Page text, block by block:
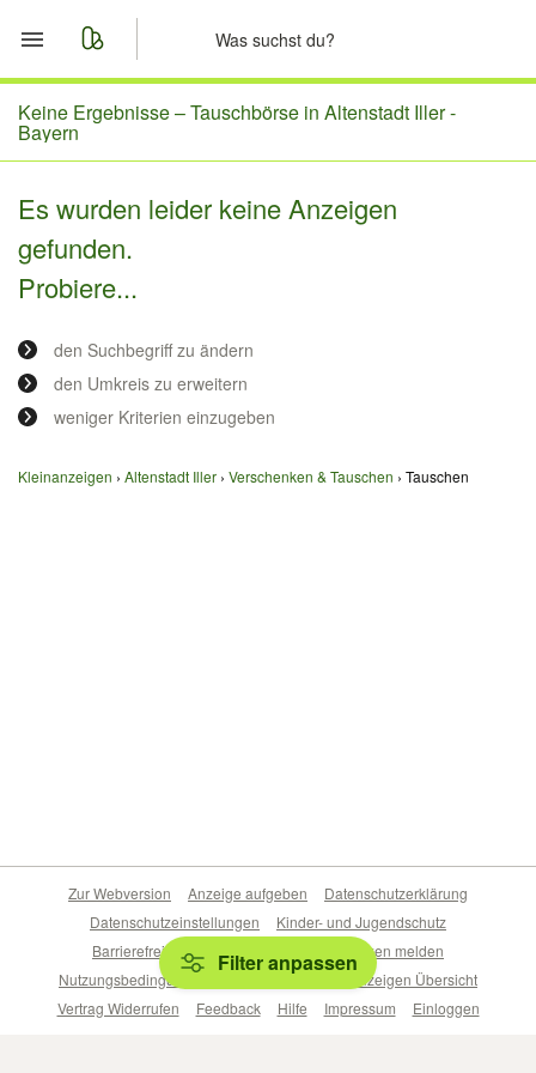
Start
Merkliste
Nachrichten
Anzeige aufgeben
Keine Ergebnisse –Tauschbörse in Altenstadt Iller -
Bayern
Es wurden leider keine Anzeigen
gefunden.
Probiere...
den Suchbegriff zu ändern
den Umkreis zu erweitern
weniger Kriterien einzugeben
Kleinanzeigen Altenstadt Iller Verschenken & Tauschen Tauschen
Filter anpassen
Zur Webversion Anzeige aufgeben
Datenschutzerklärung
Datenschutzeinstellungen
Kinder- und Jugendschutz
Barrierefreiheitserklärung
Sicherheitslücken melden
Nutzungsbedingungen
Beliebte Suchen
Anzeigen Übersicht
Vertrag Widerrufen
Feedback Hilfe Impressum Einloggen